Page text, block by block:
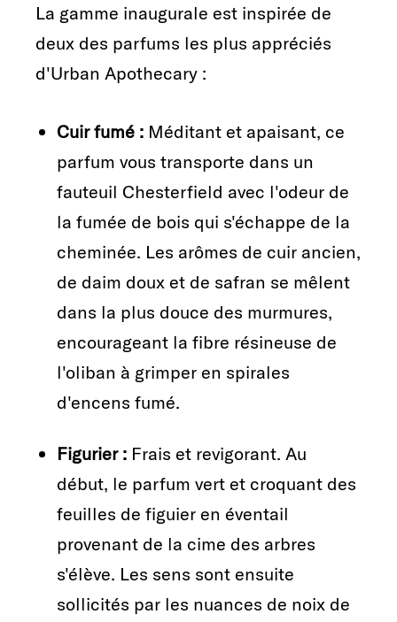
La gamme inaugurale est inspirée de
deux des parfums les plus appréciés
d'Urban Apothecary :
Cuir fumé : Méditant et apaisant, ce
parfum vous transporte dans un
fauteuil Chesterfield avec l'odeur de
la fumée de bois qui s'échappe de la
cheminée. Les arômes de cuir ancien,
de daim doux et de safran se mêlent
dans la plus douce des murmures,
encourageant la fibre résineuse de
l'oliban à grimper en spirales
d'encens fumé.
Figurier : Frais et revigorant. Au
début, le parfum vert et croquant des
feuilles de figuier en éventail
provenant de la cime des arbres
s'élève. Les sens sont ensuite
sollicités par les nuances de noix de